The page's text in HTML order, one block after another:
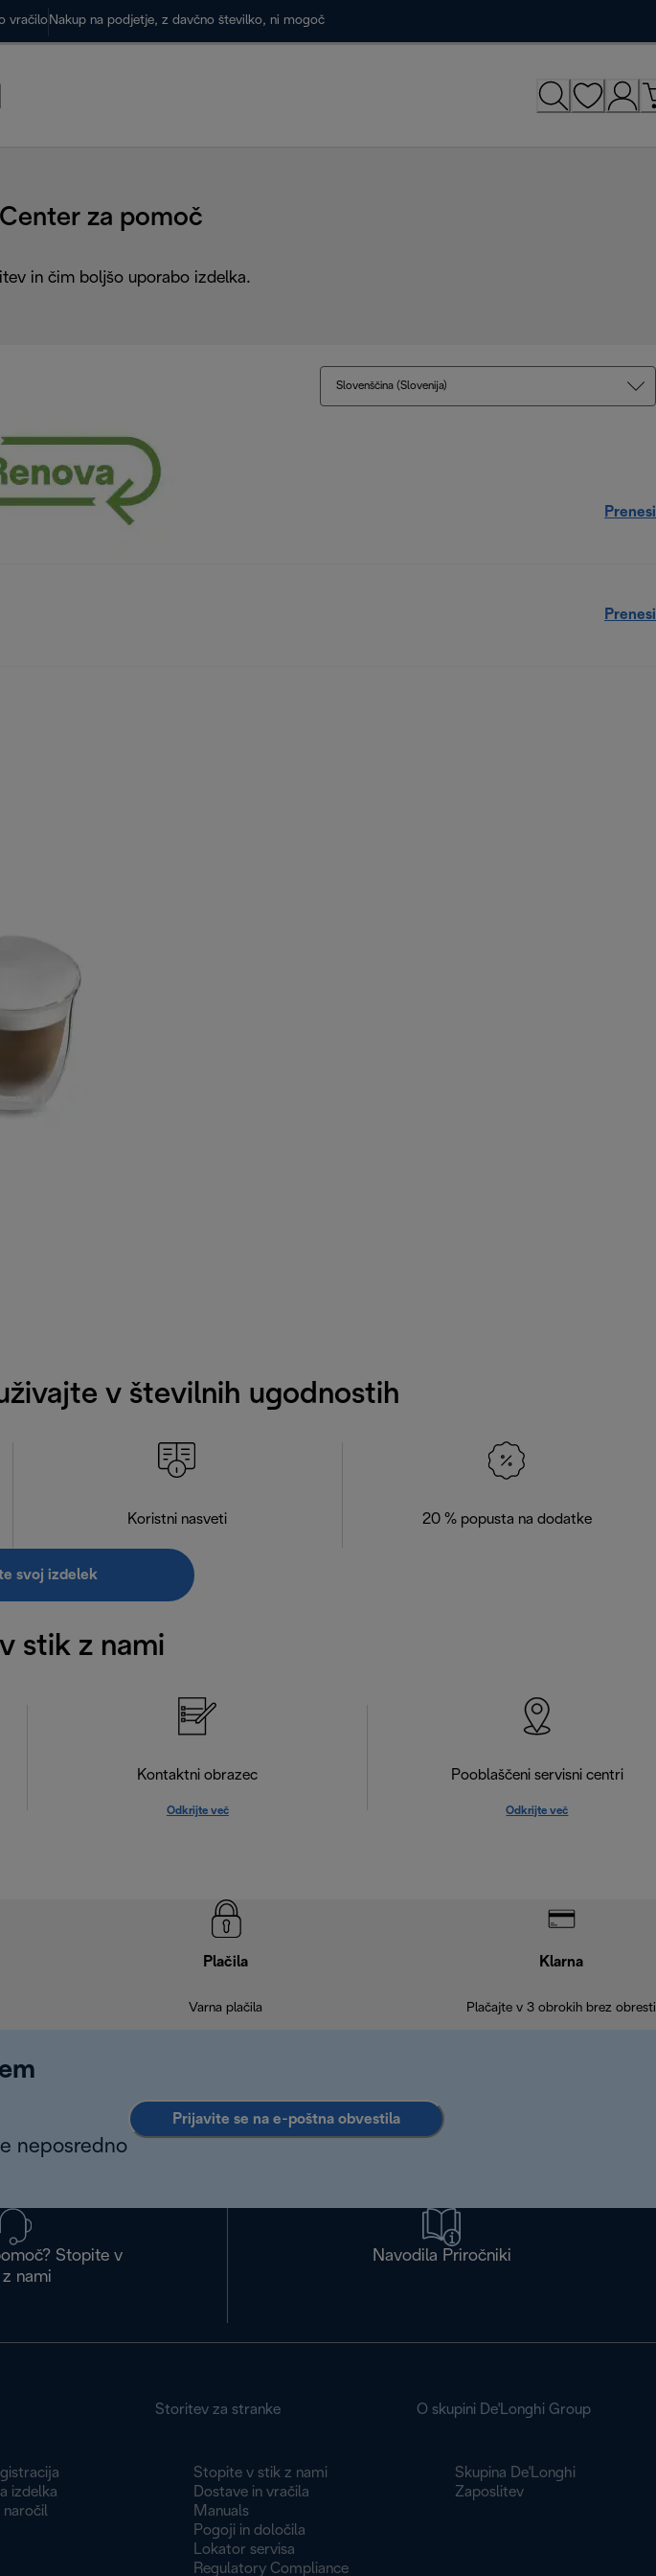
vračilo Nakup na podjetje, z davčno številko, ni mogoč
za pomoč
in čim boljšo uporabo izdelka.
Slovenščina (Slovenija)
Prenesi
Prenesi
v številnih ugodnostih
Koristni nasveti 20 % popusta na dodatke
svoj izdelek
stik z nami
Kontaktni obrazec
Odkrijte več
Pooblaščeni servisni centri
Odkrijte več
Plačila
Varna plačila
Klarna
Plačajte v 3 obrokih brez obresti
neposredno
Prijavite se na e-poštna obvestila
Stopite v
nami
Navodila Priročniki
izdelka
naročil
Storitev za stranke
Stopite v stik z nami
Dostave in vračila
Manuals
Pogoji in določila
Lokator servisa
Regulatory Compliance
O skupini De'Longhi Group
Skupina De'Longhi
Zaposlitev